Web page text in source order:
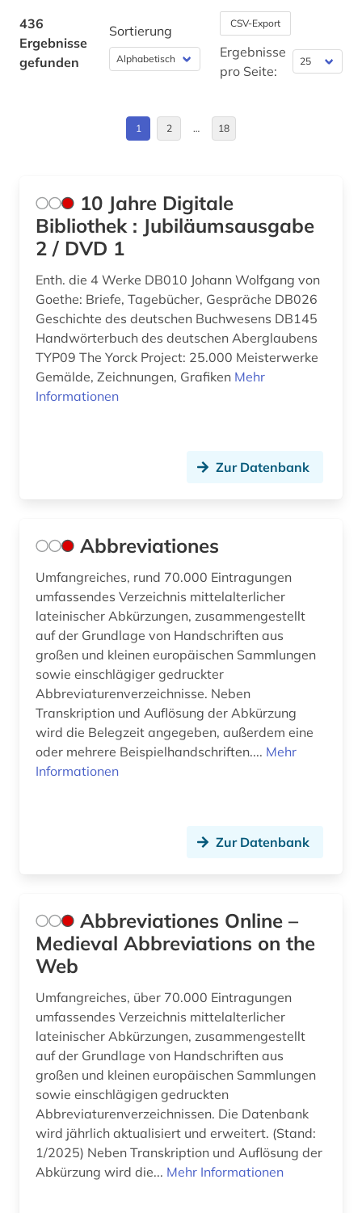
auktionskatalog (2)
autograf (1)
autografen (1)
autographen (1)
avantgarde (1)
baden (1)
bamberg (1)
bayern (1)
belgien (1)
benin (1)
berlin (1)
bestand (1)
bibel (2)
bibliografie (20)
bibliografieren (1)
bibliografin (1)
bibliographie (13)
bibliographie 1800 - 2009 (1)
Europa (18)
Frankreich (9)
Irland (1)
Island (1)
Israel (2)
Italien (5)
Japan (1)
Jugoslawien (1)
Norwegen (1)
Oesterreich (15)
Osmanisches Reich (2)
Ostasien (3)
Osteuropa (1)
Palaestina (1)
Polen (3)
Russland, Sowjetunion (5)
Schweden (8)
Schweiz (12)
Spanien (3)
Suedosteuropa (2)
Thueringen (3)
Tschechische Republik (11)
Tuerkei (2)
USA (4)
436
Ergebnisse
gefunden
Sortierung CSV-Export
Ergebnisse
pro Seite:
1 2 … 18
10 Jahre Digitale
Bibliothek : Jubiläumsausgabe
2 / DVD 1
Enth. die 4 Werke DB010 Johann Wolfgang von
Goethe: Briefe, Tagebücher, Gespräche DB026
Geschichte des deutschen Buchwesens DB145
Handwörterbuch des deutschen Aberglaubens
TYP09 The Yorck Project: 25.000 Meisterwerke
Gemälde, Zeichnungen, Grafiken Mehr
Informationen
Zur Datenbank
Abbreviationes
Umfangreiches, rund 70.000 Eintragungen
umfassendes Verzeichnis mittelalterlicher
lateinischer Abkürzungen, zusammengestellt
auf der Grundlage von Handschriften aus
großen und kleinen europäischen Sammlungen
sowie einschlägiger gedruckter
Abbreviaturenverzeichnisse. Neben
Transkription und Auflösung der Abkürzung
wird die Belegzeit angegeben, außerdem eine
oder mehrere Beispielhandschriften.... Mehr
Informationen
Zur Datenbank
Abbreviationes Online –
Medieval Abbreviations on the
Web
Umfangreiches, über 70.000 Eintragungen
umfassendes Verzeichnis mittelalterlicher
lateinischer Abkürzungen, zusammengestellt
auf der Grundlage von Handschriften aus
großen und kleinen europäischen Sammlungen
sowie einschlägigen gedruckten
Abbreviaturenverzeichnissen. Die Datenbank
wird jährlich aktualisiert und erweitert. (Stand:
1/2025) Neben Transkription und Auflösung der
Abkürzung wird die... Mehr Informationen